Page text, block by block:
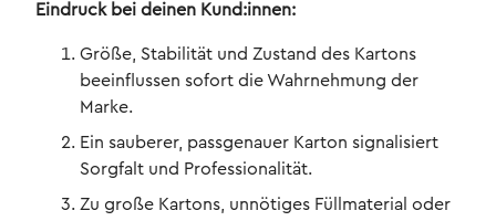
Eindruck bei deinen Kund:innen:
Größe, Stabilität und Zustand des Kartons
beeinflussen sofort die Wahrnehmung der
Marke.
Ein sauberer, passgenauer Karton signalisiert
Sorgfalt und Professionalität.
Zu große Kartons, unnötiges Füllmaterial oder